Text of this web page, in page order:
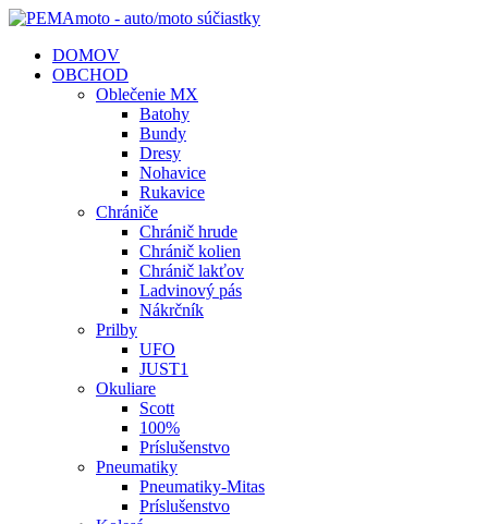
DOMOV
OBCHOD
Oblečenie MX
Batohy
Bundy
Dresy
Nohavice
Rukavice
Chrániče
Chránič hrude
Chránič kolien
Chránič lakťov
Ladvinový pás
Nákrčník
Prilby
UFO
JUST1
Okuliare
Scott
100%
Príslušenstvo
Pneumatiky
Pneumatiky-Mitas
Príslušenstvo